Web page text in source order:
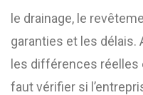
le drainage, le
garanties et les délais.
les différences réelles
faut vérifier si